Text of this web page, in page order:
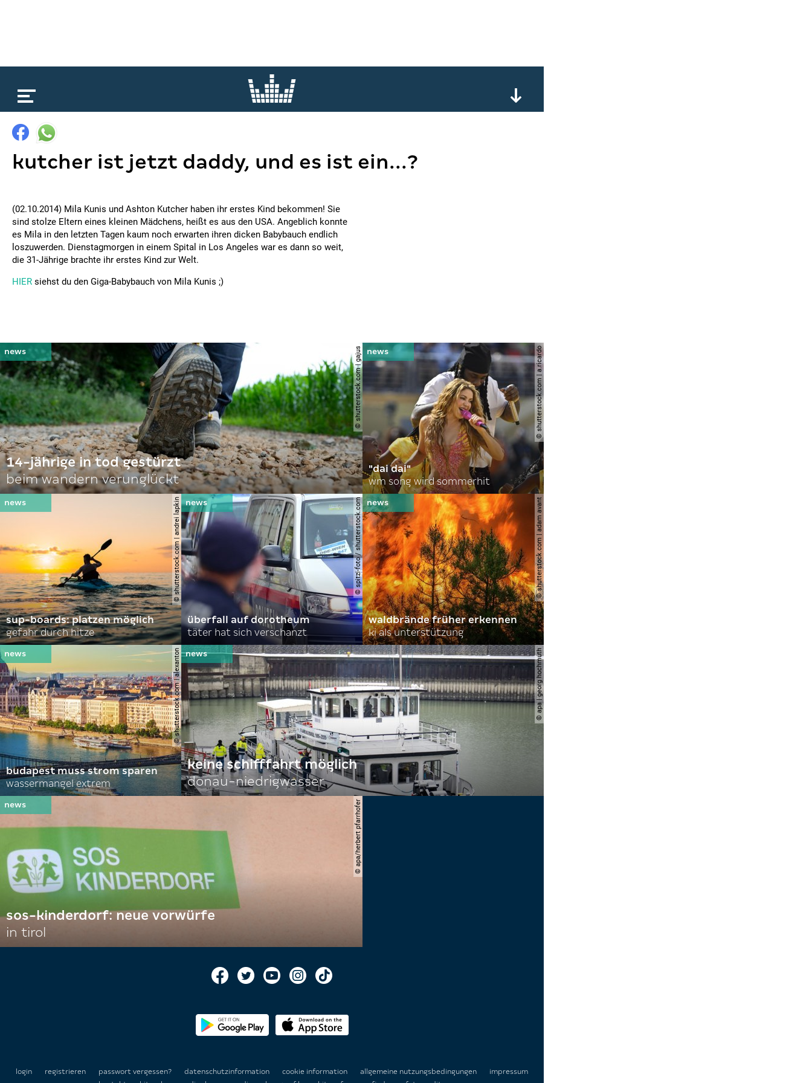
kutcher ist jetzt daddy, und es ist ein...?
(02.10.2014) Mila Kunis und Ashton Kutcher haben ihr erstes Kind bekommen! Sie
sind stolze Eltern eines kleinen Mädchens, heißt es aus den USA. Angeblich konnte
es Mila in den letzten Tagen kaum noch erwarten ihren dicken Babybauch endlich
loszuwerden. Dienstagmorgen in einem Spital in Los Angeles war es dann so weit,
die 31-Jährige brachte ihr erstes Kind zur Welt.
HIER siehst du den Giga-Babybauch von Mila Kunis ;)
© shutterstock.com | gajus
14-jährige in tod gestürzt
beim wandern verunglückt
© shutterstock.com | a.ricardo
"dai dai"
wm song wird sommerhit
© shutterstock.com | andrei lapkin
sup-boards: platzen möglich
gefahr durch hitze
© spitzi-foto / shutterstock.com
überfall auf dorotheum
täter hat sich verschanzt
© shutterstock.com | adam avant
waldbrände früher erkennen
ki als unterstützung
© shutterstock.com | alexanton
budapest muss strom sparen
wassermangel extrem
© apa | georg hochmuth
keine schifffahrt möglich
donau-niedrigwasser
© apa/herbert pfarrhofer
sos-kinderdorf: neue vorwürfe
in tirol
login registrieren passwort vergessen? datenschutzinformation cookie information allgemeine nutzungsbedingungen
impressum